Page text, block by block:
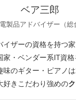
ベア三郎
製品アドバイザー（総
イザーの資格を持つ
家・ベンダー系IT資
味のギター・ピアノ
好きこだわり強めの